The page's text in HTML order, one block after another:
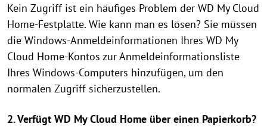
Kein Zugriff ist ein häufiges Problem der WD My Cloud
Home-Festplatte. Wie kann man es lösen? Sie müssen
die Windows-Anmeldeinformationen Ihres WD My
Cloud Home-Kontos zur Anmeldeinformationsliste
Ihres Windows-Computers hinzufügen, um den
normalen Zugriff sicherzustellen.
2. Verfügt WD My Cloud Home über einen Papierkorb?